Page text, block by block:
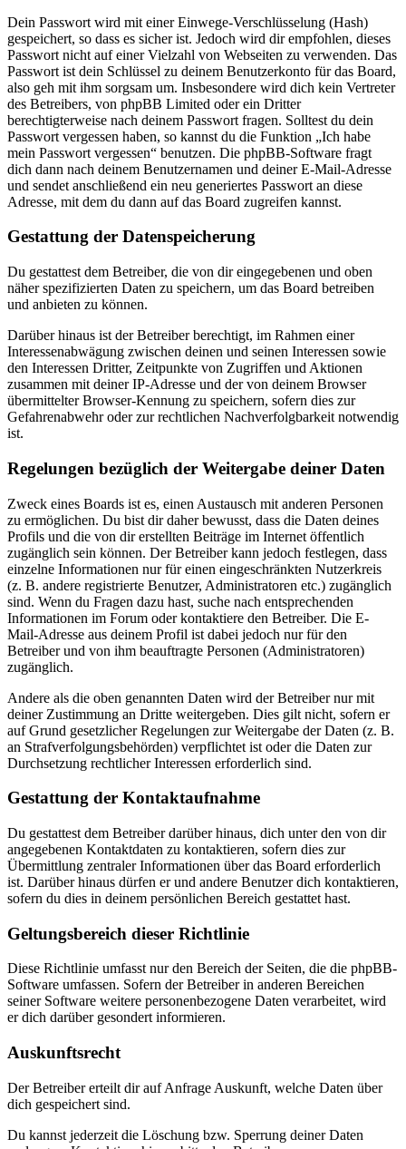
Dein Passwort wird mit einer Einwege-Verschlüsselung (Hash)
gespeichert, so dass es sicher ist. Jedoch wird dir empfohlen, dieses
Passwort nicht auf einer Vielzahl von Webseiten zu verwenden. Das
Passwort ist dein Schlüssel zu deinem Benutzerkonto für das Board,
also geh mit ihm sorgsam um. Insbesondere wird dich kein Vertreter
des Betreibers, von phpBB Limited oder ein Dritter
berechtigterweise nach deinem Passwort fragen. Solltest du dein
Passwort vergessen haben, so kannst du die Funktion „Ich habe
mein Passwort vergessen“ benutzen. Die phpBB-Software fragt
dich dann nach deinem Benutzernamen und deiner E-Mail-Adresse
und sendet anschließend ein neu generiertes Passwort an diese
Adresse, mit dem du dann auf das Board zugreifen kannst.
Gestattung der Datenspeicherung
Du gestattest dem Betreiber, die von dir eingegebenen und oben
näher spezifizierten Daten zu speichern, um das Board betreiben
und anbieten zu können.
Darüber hinaus ist der Betreiber berechtigt, im Rahmen einer
Interessenabwägung zwischen deinen und seinen Interessen sowie
den Interessen Dritter, Zeitpunkte von Zugriffen und Aktionen
zusammen mit deiner IP-Adresse und der von deinem Browser
übermittelter Browser-Kennung zu speichern, sofern dies zur
Gefahrenabwehr oder zur rechtlichen Nachverfolgbarkeit notwendig
ist.
Regelungen bezüglich der Weitergabe deiner Daten
Zweck eines Boards ist es, einen Austausch mit anderen Personen
zu ermöglichen. Du bist dir daher bewusst, dass die Daten deines
Profils und die von dir erstellten Beiträge im Internet öffentlich
zugänglich sein können. Der Betreiber kann jedoch festlegen, dass
einzelne Informationen nur für einen eingeschränkten Nutzerkreis
(z. B. andere registrierte Benutzer, Administratoren etc.) zugänglich
sind. Wenn du Fragen dazu hast, suche nach entsprechenden
Informationen im Forum oder kontaktiere den Betreiber. Die E-
Mail-Adresse aus deinem Profil ist dabei jedoch nur für den
Betreiber und von ihm beauftragte Personen (Administratoren)
zugänglich.
Andere als die oben genannten Daten wird der Betreiber nur mit
deiner Zustimmung an Dritte weitergeben. Dies gilt nicht, sofern er
auf Grund gesetzlicher Regelungen zur Weitergabe der Daten (z. B.
an Strafverfolgungsbehörden) verpflichtet ist oder die Daten zur
Durchsetzung rechtlicher Interessen erforderlich sind.
Gestattung der Kontaktaufnahme
Du gestattest dem Betreiber darüber hinaus, dich unter den von dir
angegebenen Kontaktdaten zu kontaktieren, sofern dies zur
Übermittlung zentraler Informationen über das Board erforderlich
ist. Darüber hinaus dürfen er und andere Benutzer dich kontaktieren,
sofern du dies in deinem persönlichen Bereich gestattet hast.
Geltungsbereich dieser Richtlinie
Diese Richtlinie umfasst nur den Bereich der Seiten, die die phpBB-
Software umfassen. Sofern der Betreiber in anderen Bereichen
seiner Software weitere personenbezogene Daten verarbeitet, wird
er dich darüber gesondert informieren.
Auskunftsrecht
Der Betreiber erteilt dir auf Anfrage Auskunft, welche Daten über
dich gespeichert sind.
Du kannst jederzeit die Löschung bzw. Sperrung deiner Daten